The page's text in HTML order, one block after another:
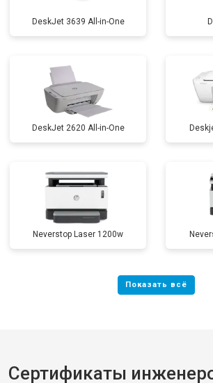
DeskJet 3639 All-in-One
DeskJet 2620 All-in-One
Neverstop Laser 1200w
Сертификаты